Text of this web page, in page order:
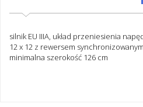
silnik EU IIIA, układ przeniesienia
12 x 12 z rewersem
minimalna szerokość 126 cm